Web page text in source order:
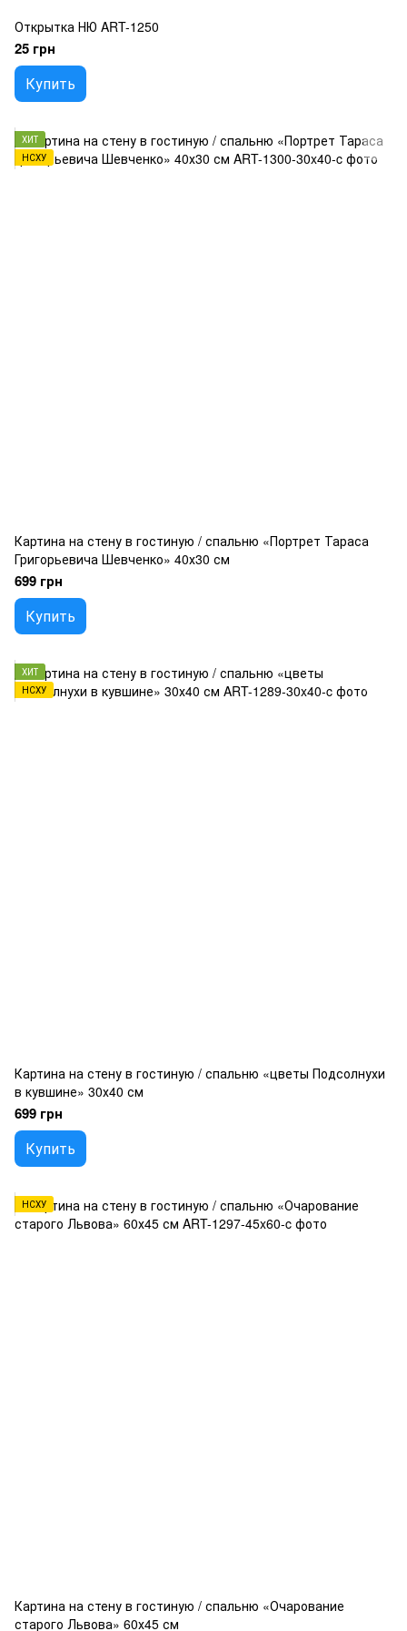
Открытка НЮ ART-1250
25 грн
Купить
ХИТ
НСХУ
Картина на стену в гостиную / спальню «Портрет Тараса
Григорьевича Шевченко» 40х30 см
699 грн
Купить
ХИТ
НСХУ
Картина на стену в гостиную / спальню «цветы Подсолнухи
в кувшине» 30х40 см
699 грн
Купить
НСХУ
Картина на стену в гостиную / спальню «Очарование
старого Львова» 60х45 см